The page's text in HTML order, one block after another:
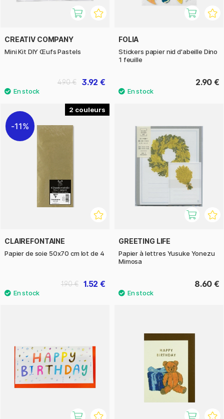
CREATIV COMPANY
Mini Kit DIY Œufs Pastels
3.92 €
4.90 €
FOLIA
Stickers papier nid d'abeille Dino
1 feuille
2.90 €
2
11%
CLAIREFONTAINE
Papier de soie 50x70 cm lot de 4
1.52 €
1.90 €
GREETING LIFE
Papier à lettres Yusuke Yonezu
Mimosa
8.60 €